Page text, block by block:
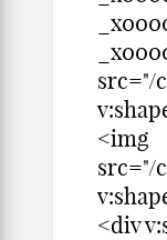
src="/
<img
src="/
<div